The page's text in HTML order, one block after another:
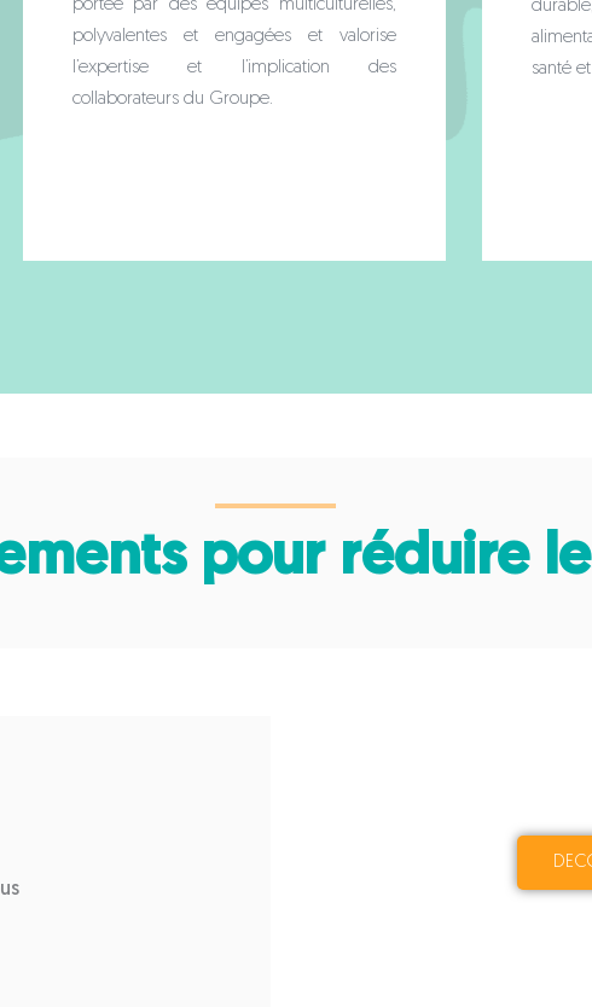
portée par des équipes multiculturelles,
polyvalentes et engagées et valorise
l’expertise et l’implication des
collaborateurs du Groupe.
santé
pour réduire